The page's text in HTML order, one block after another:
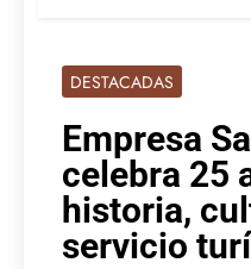
DESTACADAS
Empresa
celebra 25
historia,
servicio